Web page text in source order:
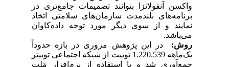
واکسن آنفولانزا بتوانند تصمیمات جامع‌تری در
برنامه‌های بلندمدت سازمان‌های سلامتی اتخاذ
نمایند و از سوی دیگر مورد توجه داده‌کا‌وان
می‌باشد.
روش: در
این پژوهش مروری در بازه حدوداً
یک‌ماهه 1.220.539 توییت از شبکه اجتماعی توییتر
جمع‌آوری ‌شد و با استفاده از نرم‌افزار مَلِت